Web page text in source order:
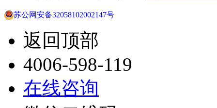
苏公网安备32058102002147号
返回顶部
4006-598-119
在线咨询